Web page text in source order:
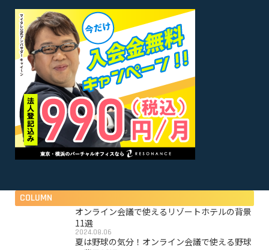
COLUMN
オンライン会議で使えるリゾートホテルの背景
11選
2024.08.06
夏は野球の気分！オンライン会議で使える野球